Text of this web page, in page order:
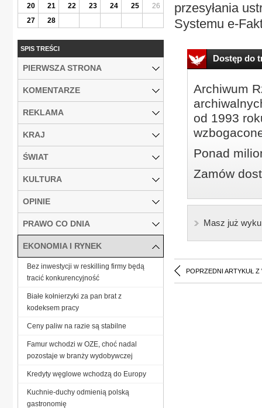
przesyłania
Systemu e-
Dostęp do
Archiwum
od 1993
Ponad
Zamów
Masz już
POPRZEDNI ARTYKUŁ Z
20
21 22 23 24 25
26
27
28
SPIS TREŚCI
PIERWSZA STRONA
KOMENTARZE
REKLAMA
KRAJ
ŚWIAT
KULTURA
OPINIE
PRAWO CO DNIA
EKONOMIA I RYNEK
Bez inwestycji w reskilling firmy będą
tracić konkurencyjność
Białe kołnierzyki za pan brat z
kodeksem pracy
Ceny paliw na razie są stabilne
Famur wchodzi w OZE, choć nadal
pozostaje w branży wydobywczej
Kredyty węglowe wchodzą do Europy
Kuchnie-duchy odmienią polską
gastronomię